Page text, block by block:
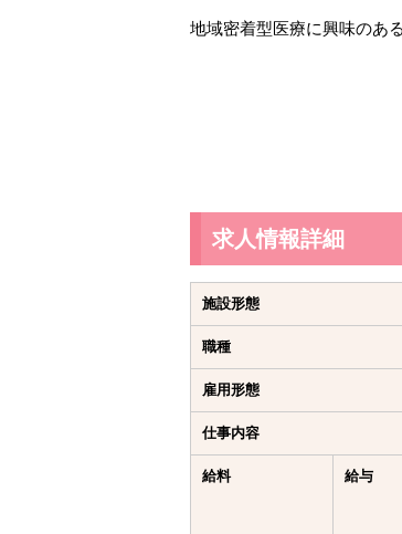
地域密着型医療に興味のあ
求人情報詳細
施設形態
職種
雇用形態
仕事内容
給料 給与